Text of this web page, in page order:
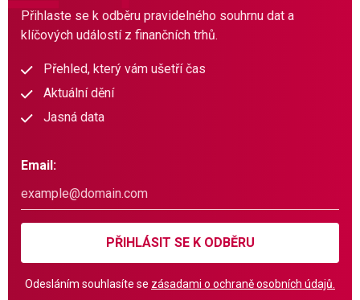
Přihlaste se k odběru pravidelného souhrnu dat a
klíčových událostí z finančních trhů.
Přehled, který vám ušetří čas
Aktuální dění
Jasná data
Email:
PŘIHLÁSIT SE K ODBĚRU
Odesláním souhlasíte se zásadami o ochraně osobních údajů.